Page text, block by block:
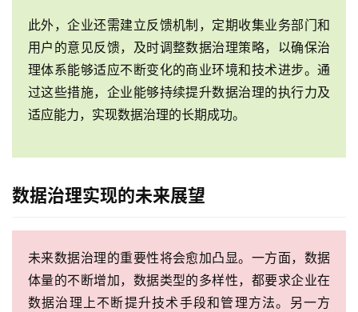
此外，企业还需建立反馈机制，定期收集业务部门和
用户的意见反馈，及时调整数据治理策略，以确保治
理体系能够适应不断变化的商业环境和技术进步。通
过这些措施，企业能够持续提升数据治理的执行力及
适应能力，实现数据治理的长期成功。
数据治理实现的未来展望
未来数据治理的重要性将会愈加凸显。一方面，数据
体量的不断增加，数据类型的多样性，都要求企业在
数据治理上不断提升技术手段和管理方法。另一方